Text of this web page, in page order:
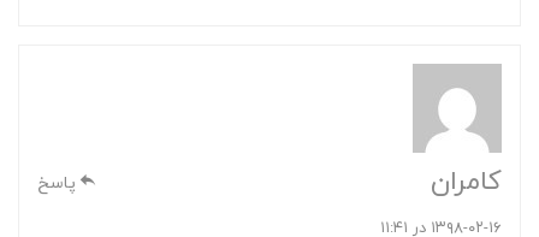
کامران پاسخ
۱۳۹۸-۰۲-۱۶ در ۱۱:۴۱